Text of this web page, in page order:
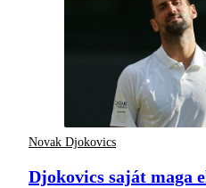
Novak Djokovics
Djokovics saját maga